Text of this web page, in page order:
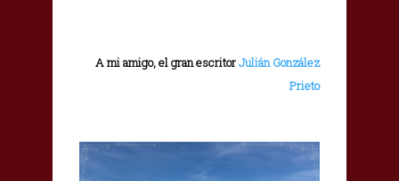
A mi amigo, el gran escritorJulián González
Prieto